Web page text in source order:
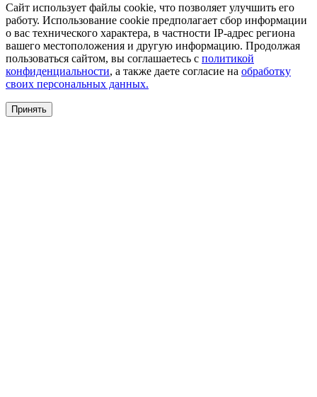
Сайт использует файлы cookie, что позволяет улучшить его
работу. Использование cookie предполагает сбор информации
о вас технического характера, в частности IP-адрес региона
вашего местоположения и другую информацию. Продолжая
пользоваться сайтом, вы соглашаетесь с политикой
конфиденциальности, а также даете согласие на обработку
своих персональных данных.
Принять